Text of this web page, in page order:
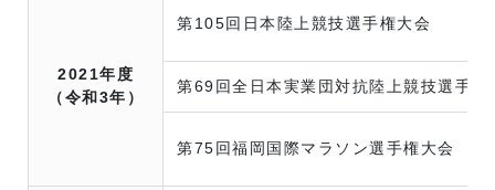
2021年度
（令和3年）
第105回日本陸上競技選手権大会
第69回全日本実業団対抗陸上競技選手権
第75回福岡国際マラソン選手権大会